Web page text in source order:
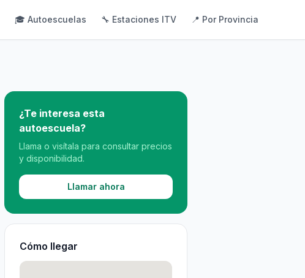
🎓 Autoescuelas 🔧 Estaciones ITV 📍 Por Provincia
¿Te interesa esta
autoescuela?
Llama o visítala para consultar precios
y disponibilidad.
Llamar ahora
Cómo llegar